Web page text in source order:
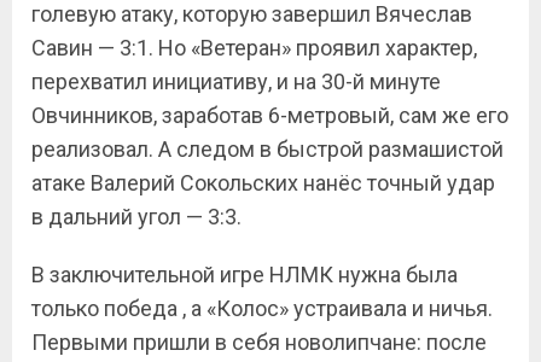
голевую атаку, которую завершил Вячеслав
Савин — 3:1. Но «Ветеран» проявил характер,
перехватил инициативу, и на 30-й минуте
Овчинников, заработав 6-метровый, сам же его
реализовал. А следом в быстрой размашистой
атаке Валерий Сокольских нанёс точный удар
в дальний угол — 3:3.
В заключительной игре НЛМК нужна была
только победа , а «Колос» устраивала и ничья.
Первыми пришли в себя новолипчане: после